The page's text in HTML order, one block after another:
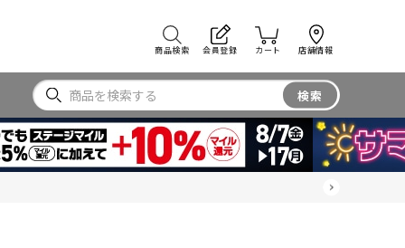
商品検索 会員登録 カート 店舗情報
検索